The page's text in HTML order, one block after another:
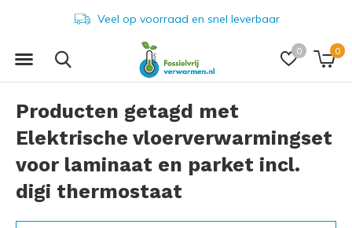
0 0
Veel op voorraad en snel leverbaar
Producten getagd met
Elektrische vloerverwarmingset
voor laminaat en parket incl.
digi thermostaat